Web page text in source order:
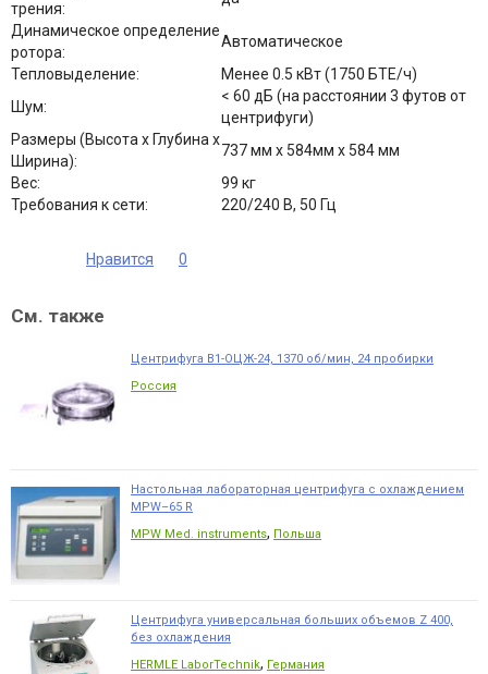
трения:
Динамическое определение
ротора:
Автоматическое
Тепловыделение:
Менее 0.5 кВт (1750 БТЕ/ч)
Шум:
< 60 дБ (на расстоянии 3 футов от
центрифуги)
Размеры (Высота х Глубина х
Ширина):
737 мм х 584мм х 584 мм
Вес:
99 кг
Требования к сети:
220/240 В, 50 Гц
Нравится 0
См. также
Центрифуга В1-ОЦЖ-24, 1370 об/мин, 24 пробирки
Россия
Настольная лабораторная центрифуга с охлаждением
MPW–65 R
MPW Med. instruments, Польша
Центрифуга универсальная больших объемов Z 400,
без охлаждения
HERMLE LaborTechnik, Германия